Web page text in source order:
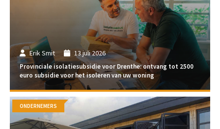
Erik Smit 13 juli 2026
Provinciale isolatiesubsidie voor Drenthe: ontvang tot 2500
euro subsidie voor het isoleren van uw woning
ONDERNEMERS